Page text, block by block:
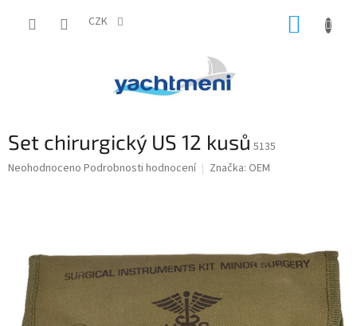
CZK
Set chirurgický US 12 kusů 5135
Průměrné
hvězdiček.
Neohodnoceno Podrobnosti hodnocení Značka: OEM